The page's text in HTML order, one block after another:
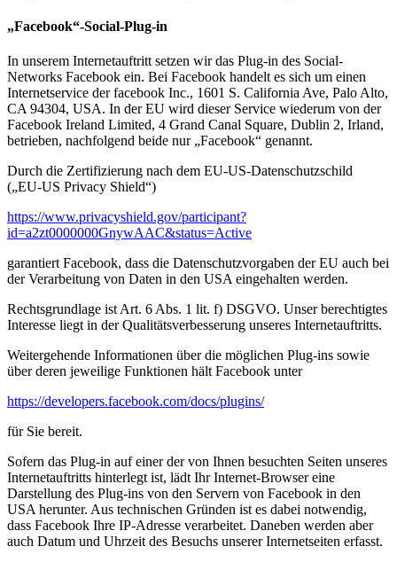
„Facebook“-Social-Plug-in
In unserem Internetauftritt setzen wir das Plug-in des Social-
Networks Facebook ein. Bei Facebook handelt es sich um einen
Internetservice der facebook Inc., 1601 S. California Ave, Palo Alto,
CA 94304, USA. In der EU wird dieser Service wiederum von der
Facebook Ireland Limited, 4 Grand Canal Square, Dublin 2, Irland,
betrieben, nachfolgend beide nur „Facebook“ genannt.
Durch die Zertifizierung nach dem EU-US-Datenschutzschild
(„EU-US Privacy Shield“)
https://www.privacyshield.gov/participant?
id=a2zt0000000GnywAAC&status=Active
garantiert Facebook, dass die Datenschutzvorgaben der EU auch bei
der Verarbeitung von Daten in den USA eingehalten werden.
Rechtsgrundlage ist Art. 6 Abs. 1 lit. f) DSGVO. Unser berechtigtes
Interesse liegt in der Qualitätsverbesserung unseres Internetauftritts.
Weitergehende Informationen über die möglichen Plug-ins sowie
über deren jeweilige Funktionen hält Facebook unter
https://developers.facebook.com/docs/plugins/
für Sie bereit.
Sofern das Plug-in auf einer der von Ihnen besuchten Seiten unseres
Internetauftritts hinterlegt ist, lädt Ihr Internet-Browser eine
Darstellung des Plug-ins von den Servern von Facebook in den
USA herunter. Aus technischen Gründen ist es dabei notwendig,
dass Facebook Ihre IP-Adresse verarbeitet. Daneben werden aber
auch Datum und Uhrzeit des Besuchs unserer Internetseiten erfasst.